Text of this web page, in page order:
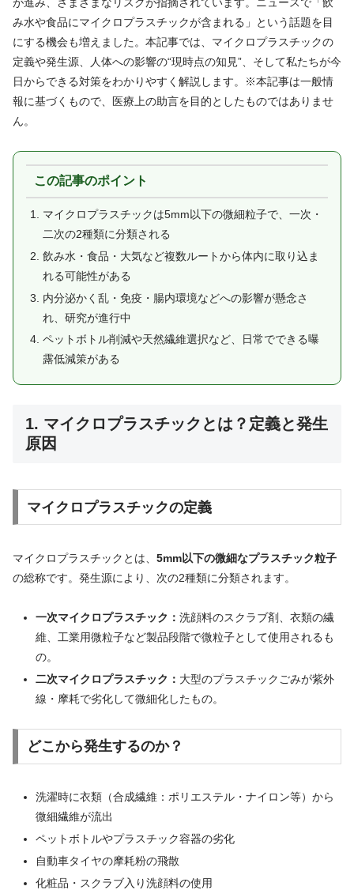
み水や食品にマイクロプラスチックが含まれる」という話題を目
にする機会も増えました。本記事では、マイクロプラスチックの
定義や発生源、人体への影響の“現時点の知見”、そして私たちが今
日からできる対策をわかりやすく解説します。※本記事は一般情
報に基づくもので、医療上の助言を目的としたものではありませ
ん。
この記事のポイント
マイクロプラスチックは5mm以下の微細粒子で、一次・
二次の2種類に分類される
飲み水・食品・大気など複数ルートから体内に取り込ま
れる可能性がある
内分泌かく乱・免疫・腸内環境などへの影響が懸念さ
れ、研究が進行中
ペットボトル削減や天然繊維選択など、日常でできる曝
露低減策がある
1. マイクロプラスチックとは？定義と発生
原因
マイクロプラスチックの定義
マイクロプラスチックとは、 5mm以下の微細なプラスチック粒子
の総称です。発生源により、次の2種類に分類されます。
一次マイクロプラスチック： 洗顔料のスクラブ剤、衣類の繊
維、工業用微粒子など製品段階で微粒子として使用されるも
の。
二次マイクロプラスチック： 大型のプラスチックごみが紫外
線・摩耗で劣化して微細化したもの。
どこから発生するのか？
洗濯時に衣類（合成繊維：ポリエステル・ナイロン等）から
微細繊維が流出
ペットボトルやプラスチック容器の劣化
自動車タイヤの摩耗粉の飛散
化粧品・スクラブ入り洗顔料の使用